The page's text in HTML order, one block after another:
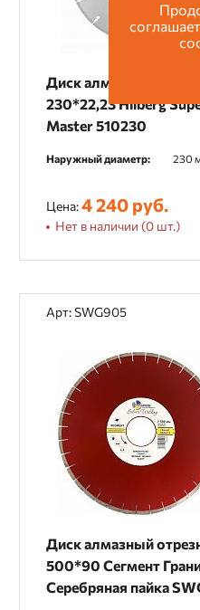
Диск алмазный
230*22,23 Hilberg
Master 510230
Наружный диаметр: 230
Цена:4 240 руб.
Нет в наличии (0 шт.)
Арт: SWG905
Диск алмазный
500*90 Сегмент
Серебряная пайка